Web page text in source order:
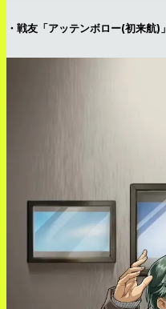
・戦友「アッテンボロー(初来航)」